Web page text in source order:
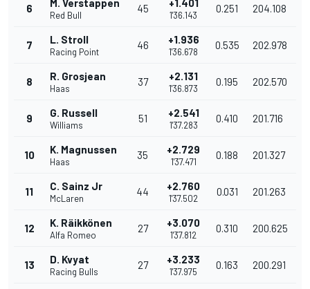
6 M. Verstappen
Red Bull
45 +1.401
1'36.143
0.251 204.108
7 L. Stroll
Racing Point
46 +1.936
1'36.678
0.535 202.978
8 R. Grosjean
Haas
37 +2.131
1'36.873
0.195 202.570
9 G. Russell
Williams
51 +2.541
1'37.283
0.410 201.716
10 K. Magnussen
Haas
35 +2.729
1'37.471
0.188 201.327
11 C. Sainz Jr
McLaren
44 +2.760
1'37.502
0.031 201.263
12 K. Räikkönen
Alfa Romeo
27 +3.070
1'37.812
0.310 200.625
13 D. Kvyat
Racing Bulls
27 +3.233
1'37.975
0.163 200.291